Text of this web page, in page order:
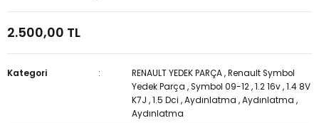
2.500,00 TL
Kategori RENAULT YEDEK PARÇA ,Renault Symbol
Yedek Parça ,Symbol 09-12 ,1.2 16v ,1.4 8V
K7J ,1.5 Dci ,Aydınlatma ,Aydınlatma ,
Aydınlatma